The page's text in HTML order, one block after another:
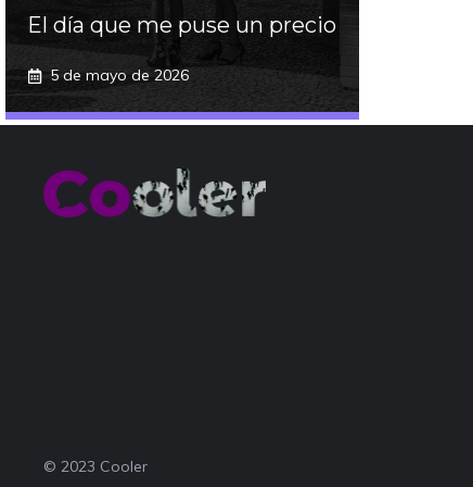
El día que me puse un precio
5 de mayo de 2026
© 2023 Cooler